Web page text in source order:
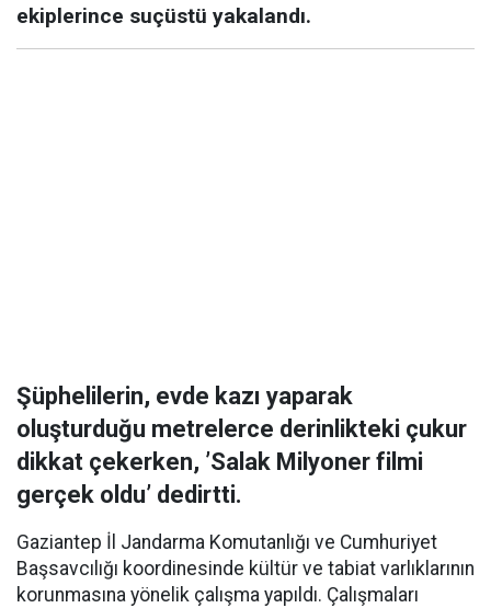
ekiplerince suçüstü yakalandı.
Şüphelilerin, evde kazı yaparak
oluşturduğu metrelerce derinlikteki çukur
dikkat çekerken, ’Salak Milyoner filmi
gerçek oldu’ dedirtti.
Gaziantep İl Jandarma Komutanlığı ve Cumhuriyet
Başsavcılığı koordinesinde kültür ve tabiat varlıklarının
korunmasına yönelik çalışma yapıldı. Çalışmaları